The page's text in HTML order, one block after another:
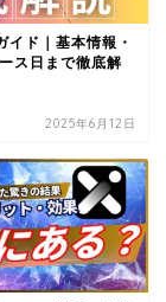
イド｜基本情報・
ス日まで徹底解
2025年6月12日